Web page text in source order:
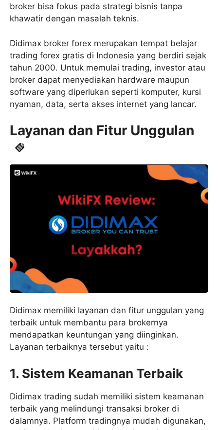
broker bisa fokus pada strategi bisnis tanpa
khawatir dengan masalah teknis.
Didimax broker forex merupakan tempat belajar
trading forex gratis di Indonesia yang berdiri sejak
tahun 2000. Untuk memulai trading, investor atau
broker dapat menyediakan hardware maupun
software yang diperlukan seperti komputer, kursi
nyaman, data, serta akses internet yang lancar.
Layanan dan Fitur Unggulan
Didimax memiliki layanan dan fitur unggulan yang
terbaik untuk membantu para brokernya
mendapatkan keuntungan yang diinginkan.
Layanan terbaiknya tersebut yaitu :
1. Sistem Keamanan Terbaik
Didimax trading sudah memiliki sistem keamanan
terbaik yang melindungi transaksi broker di
dalamnya. Platform tradingnya mudah digunakan,